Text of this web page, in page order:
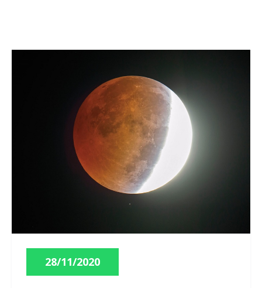
28/11/2020